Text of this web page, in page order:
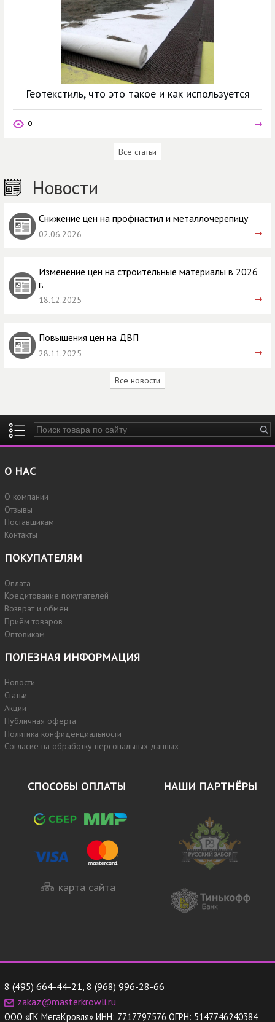
Геотекстиль, что это такое и как используется
0
Все статьи
Новости
Снижение цен на профнастил и металлочерепицу
02.06.2026
Изменение цен на строительные материалы в 2026
г.
18.12.2025
Повышения цен на ДВП
28.11.2025
Все новости
Введите ключевые слова для поиска
О НАС
О компании
Отзывы
Поставщикам
Контакты
ПОКУПАТЕЛЯМ
Оплата
Кредитование покупателей
Возврат и обмен
Приём товаров
Оптовикам
ПОЛЕЗНАЯ ИНФОРМАЦИЯ
Новости
Статьи
Акции
Публичная оферта
Политика конфиденциальности
Согласие на обработку персональных данных
СПОСОБЫ ОПЛАТЫ
карта сайта
НАШИ ПАРТНЁРЫ
8 (495) 664-44-21, 8 (968) 996-28-66
zakaz@masterkrowli.ru
ООО «ГК МегаКровля» ИНН: 7717797576 ОГРН: 5147746240384